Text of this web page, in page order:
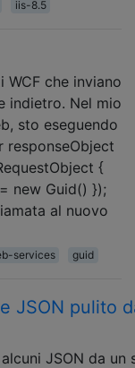
iis-8.5
che inviano
indietro. Nel mio
sto eseguendo
responseObject
{
new Guid() });
al nuovo
services guid
JSON pulito
JSON da un